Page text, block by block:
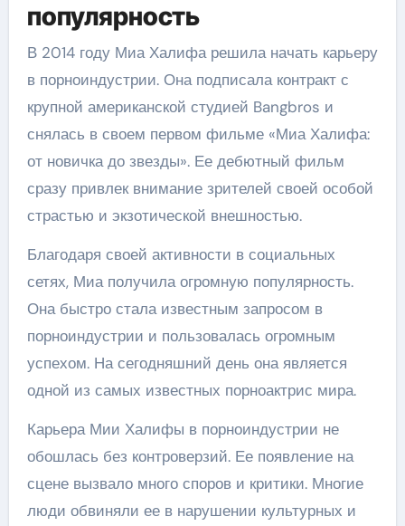
популярность
В 2014 году Миа Халифа решила начать карьеру
в порноиндустрии. Она подписала контракт с
крупной американской студией Bangbros и
снялась в своем первом фильме «Миа Халифа:
от новичка до звезды». Ее дебютный фильм
сразу привлек внимание зрителей своей особой
страстью и экзотической внешностью.
Благодаря своей активности в социальных
сетях, Миа получила огромную популярность.
Она быстро стала известным запросом в
порноиндустрии и пользовалась огромным
успехом. На сегодняшний день она является
одной из самых известных порноактрис мира.
Карьера Мии Халифы в порноиндустрии не
обошлась без контроверзий. Ее появление на
сцене вызвало много споров и критики. Многие
люди обвиняли ее в нарушении культурных и